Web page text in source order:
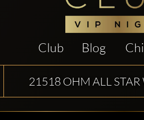
Club Blog
21518 OHM ALL